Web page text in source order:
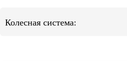
Колесная система: